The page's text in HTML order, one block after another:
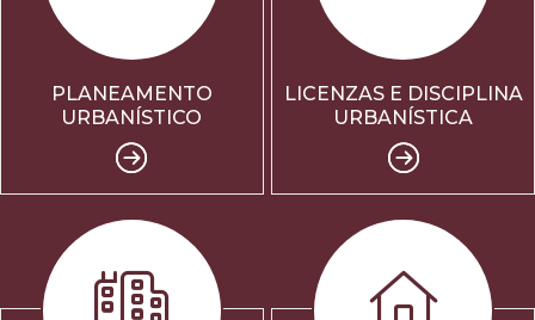
PLANEAMENTO
URBANÍSTICO
LICENZAS E DISCIPLINA
URBANÍSTICA